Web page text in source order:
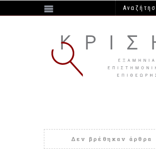
https://e-krisi.gr/wp-content/themes/krisi
Δεν βρέθηκαν άρθρα